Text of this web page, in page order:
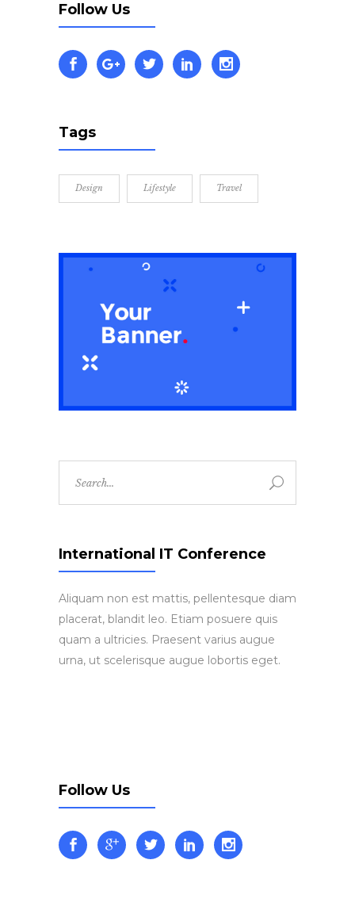
Follow Us
Tags
Design Lifestyle Travel
International IT Conference
Aliquam non est mattis, pellentesque diam
placerat, blandit leo. Etiam posuere quis
quam a ultricies. Praesent varius augue
urna, ut scelerisque augue lobortis eget.
Follow Us